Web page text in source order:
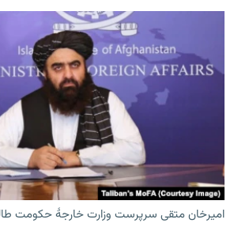
امیرخان متقی سرپرست وزارت خارجۀ حکومت